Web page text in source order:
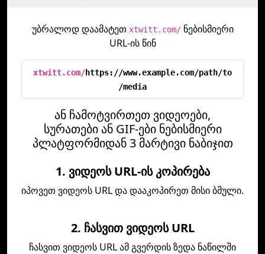
უბრალოდ დაამატეთ xtwitt.com/ნებისმიერი
URL-ის წინ
xtwitt.com/https://www.example.com/path/to
/media
ან ჩამოტვირთეთ ვიდეოები,
სურათები ან GIF-ები ნებისმიერი
პლატფორმიდან 3 მარტივი ნაბიჯით
1. ვიდეოს URL-ის კოპირება
იპოვეთ ვიდეოს URL და დააკოპირეთ მისი ბმული.
2. ჩასვით ვიდეოს URL
ჩასვით ვიდეოს URL ამ გვერდის ზედა ნაწილში